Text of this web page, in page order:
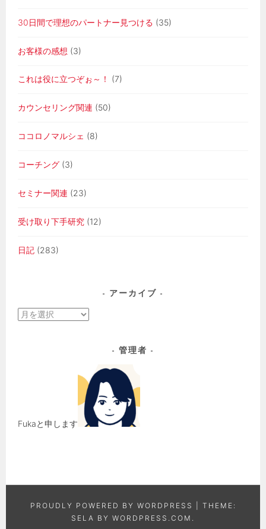
30日間で理想のパートナー見つける (35)
お客様の感想 (3)
これは役に立つぞぉ～！ (7)
カウンセリング関連 (50)
ココロノマルシェ (8)
コーチング (3)
セミナー関連 (23)
受け取り下手研究 (12)
日記 (283)
アーカイブ
ア
管理者
Fukaと申します
PROUDLY POWERED BY WORDPRESS
THEME:
SELA BY WORDPRESS.COM .